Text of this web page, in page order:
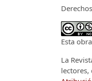
Esta
La
lectores,